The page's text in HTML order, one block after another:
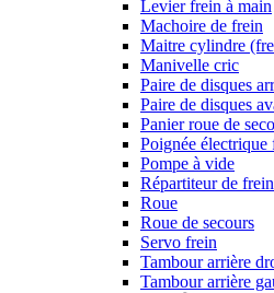
Levier frein à main
Machoire de frein
Maitre cylindre
Manivelle cric
Paire de disques
Paire de disques
Panier roue de
Poignée électrique
Pompe à vide
Répartiteur de
Roue
Roue de secours
Servo frein
Tambour arrière
Tambour arrière